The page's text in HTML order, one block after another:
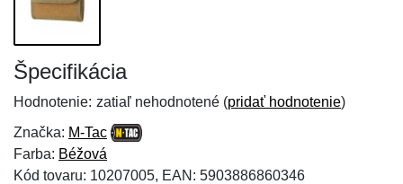
Špecifikácia
Hodnotenie: zatiaľ nehodnotené (pridať hodnotenie)
Značka: M-Tac
Farba: Béžová
Kód tovaru: 10207005, EAN: 5903886860346